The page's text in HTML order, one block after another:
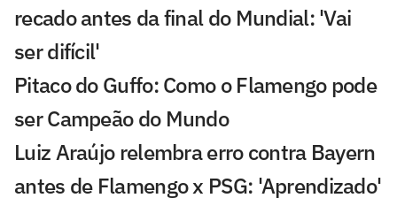
recado antes da final do Mundial: 'Vai
ser difícil'
Pitaco do Guffo: Como o Flamengo pode
ser Campeão do Mundo
Luiz Araújo relembra erro contra Bayern
antes de Flamengo x PSG: 'Aprendizado'